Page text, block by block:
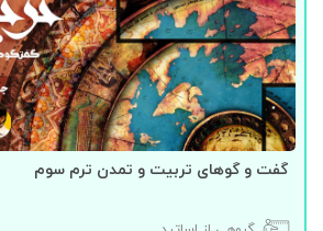
گفت و گوهای تربیت و تمدن ترم سوم